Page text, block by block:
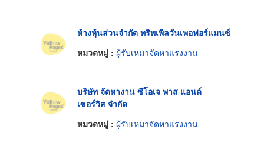
ห้างหุ้นส่วนจำกัด ทริพเพิลวันเพอฟอร์แมนซ์
หมวดหมู่ : ผู้รับเหมาจัดหาแรงงาน
บริษัท จัดหางาน ซีโอเจ พาส แอนด์
เซอร์วิส จำกัด
หมวดหมู่ : ผู้รับเหมาจัดหาแรงงาน